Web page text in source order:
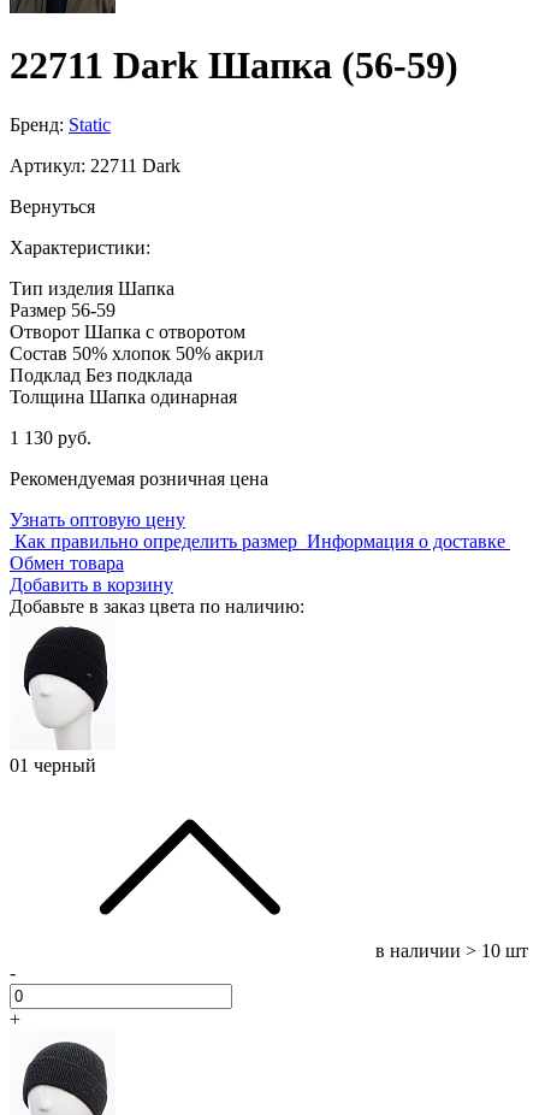
22711 Dark Шапка (56-59)
Бренд: Static
Артикул: 22711 Dark
Вернуться
Характеристики:
Тип изделия Шапка
Размер 56-59
Отворот Шапка с отворотом
Состав 50% хлопок 50% акрил
Подклад Без подклада
Толщина Шапка одинарная
1 130 руб.
Рекомендуемая розничная цена
Узнать оптовую цену
Как правильно определить размер Информация о доставке
Обмен товара
Добавить в корзину
Добавьте в заказ цвета по наличию:
01 черный
в наличии > 10 шт
-
+